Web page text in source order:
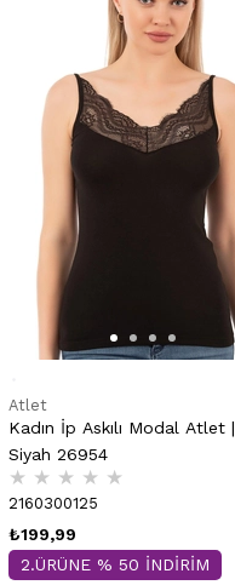
Atlet
Kadın İp Askılı Modal Atlet |
Siyah 26954
★ ★ ★ ★ ★
2160300125
₺199,99
2.ÜRÜNE % 50 İNDİRİM